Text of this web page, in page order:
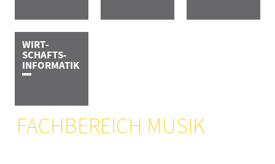
WIRT­­­­
SCHAFTS­­
INFOR­MA­TIK
FACHBEREICH MUSIK